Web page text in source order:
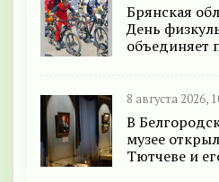
Брянская
День
объединяет
8 августа 2026,
В
музее
Тютчеве и